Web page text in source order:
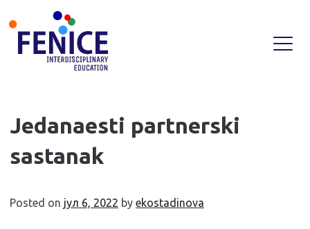
Skip
content
Jedanaesti partnerski
sastanak
Posted on јул 6, 2022 by ekostadinova